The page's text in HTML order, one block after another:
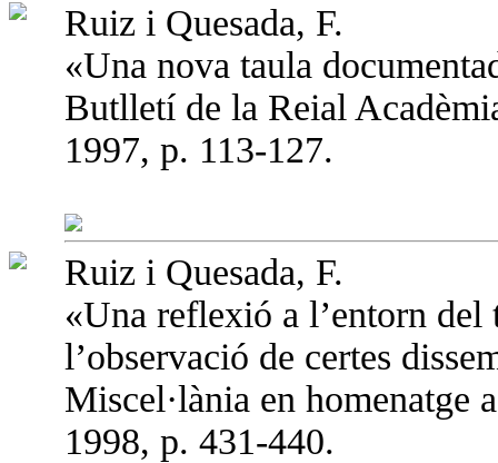
Ruiz i Quesada, F.
«Una nova taula
Butlletí de la Reial
1997, p. 113-127.
Ruiz i Quesada, F.
«Una reflexió a l’entorn
l’observació de certes
Miscel·lània en homenatge
1998, p. 431-440.